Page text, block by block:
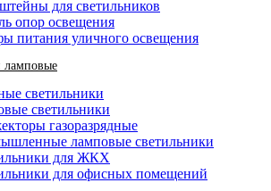
для светильников
опор освещения
питания уличного освещения
ламповые
светильники
светильники
газоразрядные
ламповые светильники
для ЖКХ
для офисных помещений